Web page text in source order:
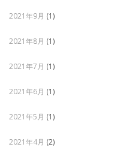
2021年9月 (1)
2021年8月 (1)
2021年7月 (1)
2021年6月 (1)
2021年5月 (1)
2021年4月 (2)